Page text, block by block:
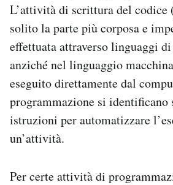
L’attività di scrittura del codice
solito la parte più corposa e
effettuata attraverso linguaggi
anziché nel linguaggio
eseguito direttamente dal
programmazione si identificano
istruzioni per automatizzare
un’attività.
Per certe attività di